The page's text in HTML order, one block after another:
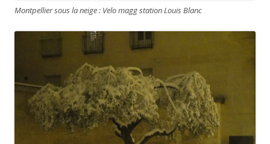
Montpellier sous la neige : Velo magg station Louis Blanc